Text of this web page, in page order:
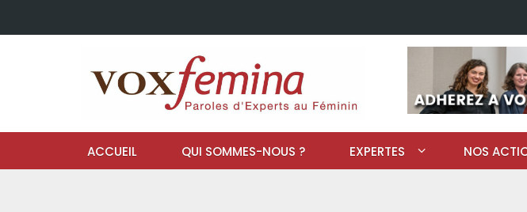
ACCUEIL QUI SOMMES-NOUS ? EXPERTES NOS